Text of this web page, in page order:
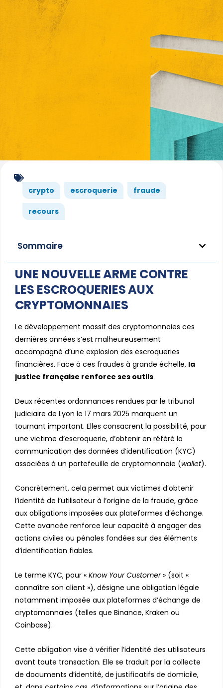
crypto escroquerie fraude
recours
Sommaire
UNE NOUVELLE ARME CONTRE
LES ESCROQUERIES AUX
CRYPTOMONNAIES
Le développement massif des cryptomonnaies ces
dernières années s’est malheureusement
accompagné d’une explosion des escroqueries
financières. Face à ces fraudes à grande échelle, la
justice française renforce ses outils.
Deux récentes ordonnances rendues par le tribunal
judiciaire de Lyon le 17 mars 2025 marquent un
tournant important. Elles consacrent la possibilité, pour
une victime d’escroquerie, d’obtenir en référé la
communication des données d’identification (KYC)
associées à un portefeuille de cryptomonnaie (wallet).
Concrètement, cela permet aux victimes d’obtenir
l’identité de l’utilisateur à l’origine de la fraude, grâce
aux obligations imposées aux plateformes d’échange.
Cette avancée renforce leur capacité à engager des
actions civiles ou pénales fondées sur des éléments
d’identification fiables.
Le terme KYC, pour « Know Your Customer» (soit «
connaître son client »), désigne une obligation légale
notamment imposée aux plateformes d’échange de
cryptomonnaies (telles que Binance, Kraken ou
Coinbase).
Cette obligation vise à vérifier l’identité des utilisateurs
avant toute transaction. Elle se traduit par la collecte
de documents d’identité, de justificatifs de domicile,